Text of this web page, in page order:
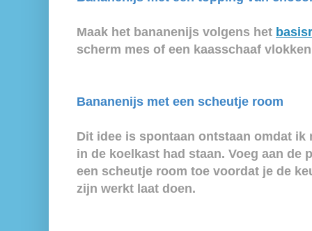
Maak het bananenijs volgens het
scherm mes of een kaasschaaf
Bananenijs met een scheutje room
Dit idee is spontaan ontstaan omdat ik
in de koelkast had staan. Voeg aan de
een scheutje room toe voordat je de
zijn werkt laat doen.